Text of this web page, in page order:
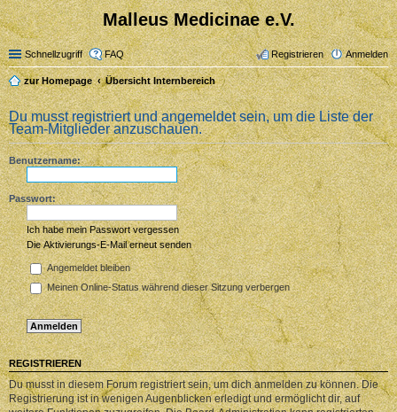
Malleus Medicinae e.V.
Schnellzugriff FAQ Anmelden
Registrieren
zur Homepage Übersicht Internbereich
Du musst registriert und angemeldet sein, um die Liste der
Team-Mitglieder anzuschauen.
Benutzername:
Passwort:
Ich habe mein Passwort vergessen
Die Aktivierungs-E-Mail erneut senden
Angemeldet bleiben
Meinen Online-Status während dieser Sitzung verbergen
REGISTRIEREN
Du musst in diesem Forum registriert sein, um dich anmelden zu können. Die
Registrierung ist in wenigen Augenblicken erledigt und ermöglicht dir, auf